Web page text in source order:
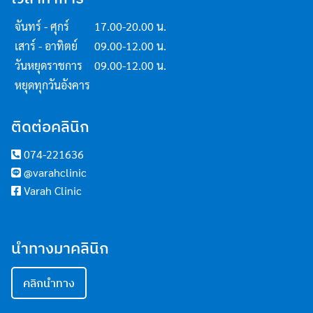
จันทร์ - ศุกร์
17.00-20.00 น.
เสาร์ - อาทิตย์
09.00-12.00 น.
วันหยุดราชการ
09.00-12.00 น.
หยุดทุกวันอังคาร
ติดต่อคลินิก
074-221636
@varahclinic
Varah Clinic
นำทางมาคลินิก
คลิกนำทาง